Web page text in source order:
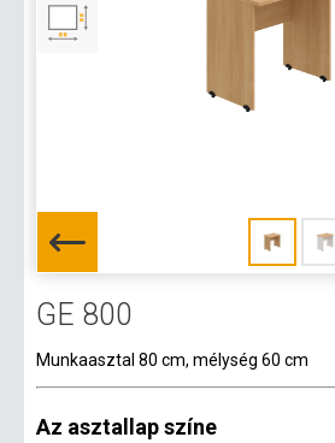
GE 800
Munkaasztal 80 cm, mélység 60 cm
Az asztallap színe